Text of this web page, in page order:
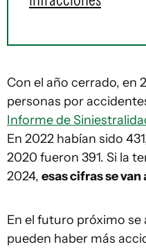
Con el año cerrado, en
personas por
Informe de
En 2022 habían sido
2020 fueron 391. Si la
2024, esas cifras se van
En el futuro próximo
pueden haber más